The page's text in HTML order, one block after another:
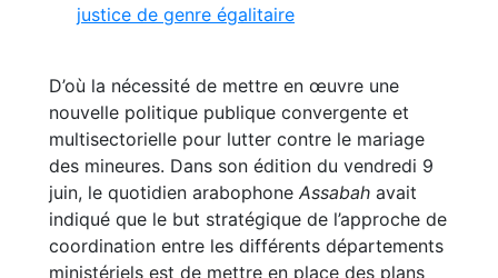
justice de genre égalitaire
D’où la nécessité de mettre en œuvre une
nouvelle politique publique convergente et
multisectorielle pour lutter contre le mariage
des mineures. Dans son édition du vendredi 9
juin, le quotidien arabophone Assabah avait
indiqué que le but stratégique de l’approche de
coordination entre les différents départements
ministériels est de mettre en place des plans